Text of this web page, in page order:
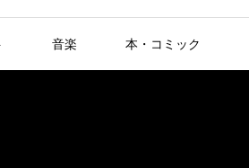
音楽 本・コミック